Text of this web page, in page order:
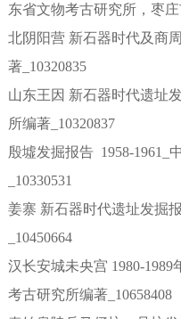
东省文物考古研究所，枣
北阴阳营 新石器时代及商
著_10320835
山东王因 新石器时代遗址
所编著_10320837
殷墟发掘报告 1958-1961_
_10330531
姜寨 新石器时代遗址发掘
_10450664
汉长安城未央宫 1980-
考古研究所编著_10658408